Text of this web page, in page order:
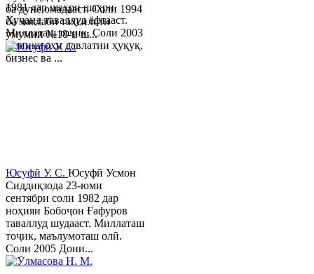
1981 дар шаҳри шаҳри
Хуҷанд таваллуд ёфтааст.
Миллаташ тоҷик. Соли 2003
Донишгоҳи давлатии ҳуқуқ,
бизнес ва ...
ба дунё омадааст. Соли 1994
ба мактаби таҳсилоти
умумии №18-и ш...
Юсуфӣ У. C. Юсуфӣ Усмон
Сиддиқзода 23-юми
сентябри соли 1982 дар
ноҳияи Бобоҷон Ғафуров
таваллуд шудааст. Миллаташ
тоҷик, маълумоташ олӣ.
Соли 2005 Дони...